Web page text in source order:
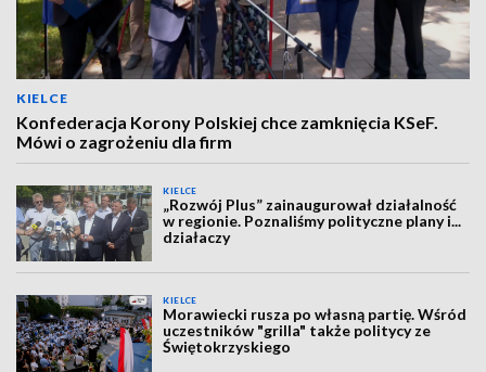
KIELCE
Konfederacja Korony Polskiej chce zamknięcia KSeF.
Mówi o zagrożeniu dla firm
KIELCE
„Rozwój Plus” zainaugurował działalność
w regionie. Poznaliśmy polityczne plany i...
działaczy
KIELCE
Morawiecki rusza po własną partię. Wśród
uczestników "grilla" także politycy ze
Świętokrzyskiego